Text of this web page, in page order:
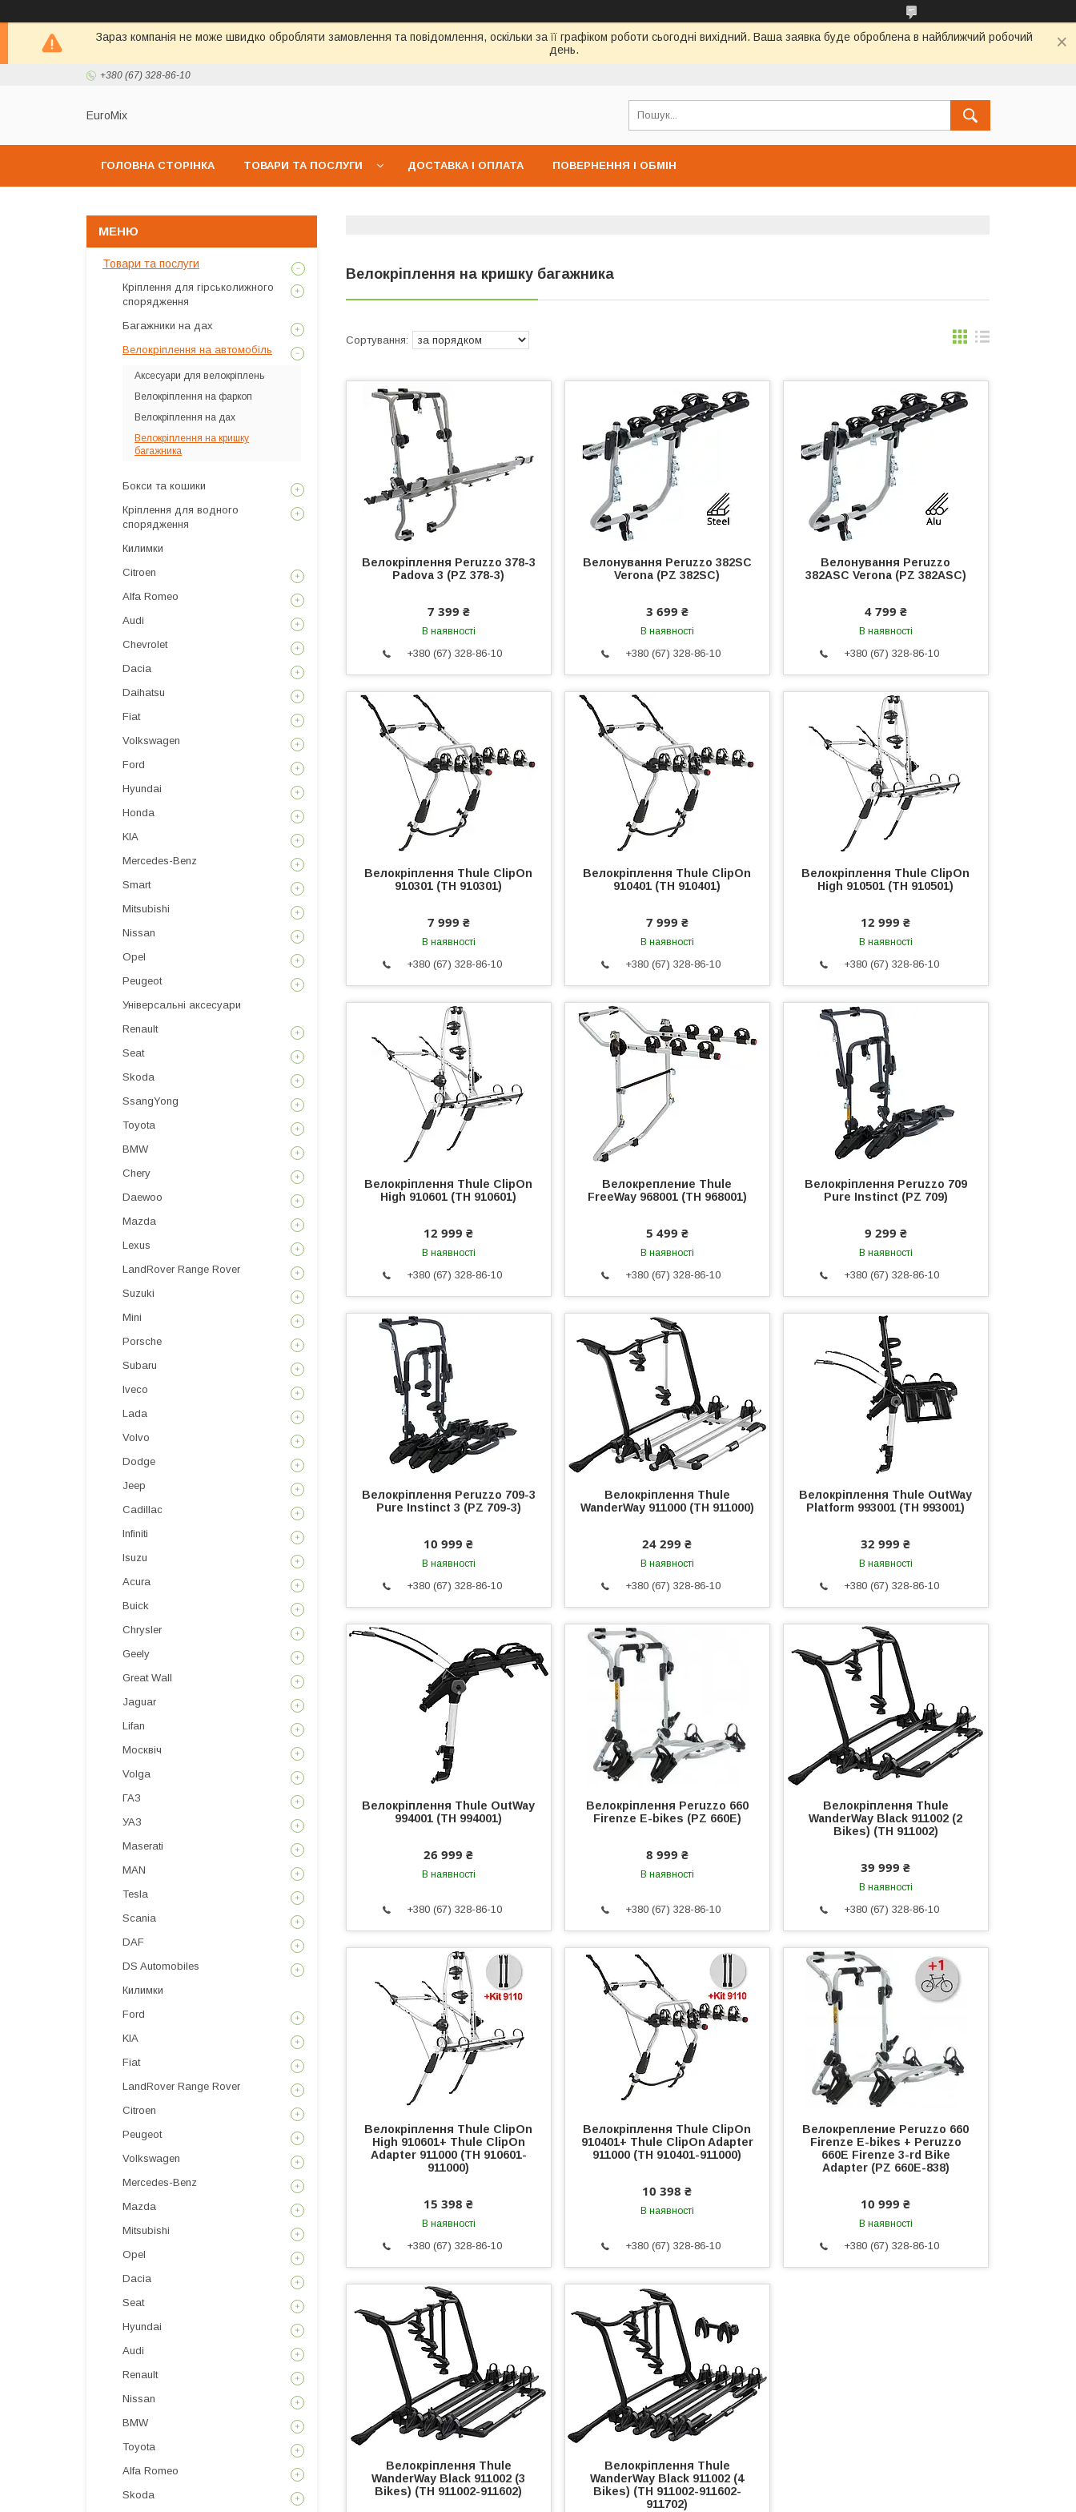
Зараз компанія не може швидко обробляти замовлення та повідомлення, оскільки за її графіком роботи сьогодні вихідний. Ваша заявка буде оброблена в найближчий робочий
день.
+380 (67) 328-86-10
EuroMix
ГОЛОВНА СТОРІНКА ТОВАРИ ТА ПОСЛУГИ ДОСТАВКА І ОПЛАТА ПОВЕРНЕННЯ І ОБМІН
Велокріплення на кришку багажника
Велокріплення Peruzzo 378-3
Padova 3 (PZ 378-3)
7 399 ₴
В наявності
+380 (67) 328-86-10
Велонування Peruzzo 382SC
Verona (PZ 382SC)
3 699 ₴
В наявності
+380 (67) 328-86-10
Велонування Peruzzo
382ASC Verona (PZ 382ASC)
4 799 ₴
В наявності
+380 (67) 328-86-10
Велокріплення Thule ClipOn
910301 (TH 910301)
7 999 ₴
В наявності
+380 (67) 328-86-10
Велокріплення Thule ClipOn
910401 (TH 910401)
7 999 ₴
В наявності
+380 (67) 328-86-10
Велокріплення Thule ClipOn
High 910501 (TH 910501)
12 999 ₴
В наявності
+380 (67) 328-86-10
Велокріплення Thule ClipOn
High 910601 (TH 910601)
12 999 ₴
В наявності
+380 (67) 328-86-10
Велокрепление Thule
FreeWay 968001 (TH 968001)
5 499 ₴
В наявності
+380 (67) 328-86-10
Велокріплення Peruzzo 709
Pure Instinct (PZ 709)
9 299 ₴
В наявності
+380 (67) 328-86-10
Велокріплення Peruzzo 709-3
Pure Instinct 3 (PZ 709-3)
10 999 ₴
В наявності
+380 (67) 328-86-10
Велокріплення Thule
WanderWay 911000 (TH 911000)
24 299 ₴
В наявності
+380 (67) 328-86-10
Велокріплення Thule OutWay
Platform 993001 (TH 993001)
32 999 ₴
В наявності
+380 (67) 328-86-10
Велокріплення Thule OutWay
994001 (TH 994001)
26 999 ₴
В наявності
+380 (67) 328-86-10
Велокріплення Peruzzo 660
Firenze E-bikes (PZ 660E)
8 999 ₴
В наявності
+380 (67) 328-86-10
Велокріплення Thule
WanderWay Black 911002 (2
Bikes) (TH 911002)
39 999 ₴
В наявності
+380 (67) 328-86-10
Велокріплення Thule ClipOn
High 910601+ Thule ClipOn
Adapter 911000 (TH 910601-
911000)
15 398 ₴
В наявності
+380 (67) 328-86-10
Велокріплення Thule ClipOn
910401+ Thule ClipOn Adapter
911000 (TH 910401-911000)
10 398 ₴
В наявності
+380 (67) 328-86-10
Велокрепление Peruzzo 660
Firenze E-bikes + Peruzzo
660E Firenze 3-rd Bike
Adapter (PZ 660E-838)
10 999 ₴
В наявності
+380 (67) 328-86-10
Велокріплення Thule
WanderWay Black 911002 (3
Bikes) (TH 911002-911602)
Велокріплення Thule
WanderWay Black 911002 (4
Bikes) (TH 911002-911602-
911702)
Товари та послуги
Кріплення для гірськолижного
спорядження
Багажники на дах
Велокріплення на автомобіль
Аксесуари для велокріплень
Велокріплення на фаркоп
Велокріплення на дах
Велокріплення на кришку
багажника
Бокси та кошики
Кріплення для водного
спорядження
Килимки
Citroen
Alfa Romeo
Audi
Chevrolet
Dacia
Daihatsu
Fiat
Volkswagen
Ford
Hyundai
Honda
KIA
Mercedes-Benz
Smart
Mitsubishi
Nissan
Opel
Peugeot
Універсальні аксесуари
Renault
Seat
Skoda
SsangYong
Toyota
BMW
Chery
Daewoo
Mazda
Lexus
LandRover Range Rover
Suzuki
Mini
Porsche
Subaru
Iveco
Lada
Volvo
Dodge
Jeep
Cadillac
Infiniti
Isuzu
Acura
Buick
Chrysler
Geely
Great Wall
Jaguar
Lifan
Москвіч
Volga
ГАЗ
УАЗ
Maserati
MAN
Tesla
Scania
DAF
DS Automobiles
Килимки
Ford
KIA
Fiat
LandRover Range Rover
Citroen
Peugeot
Volkswagen
Mercedes-Benz
Mazda
Mitsubishi
Opel
Dacia
Seat
Hyundai
Audi
Renault
Nissan
BMW
Toyota
Alfa Romeo
Skoda